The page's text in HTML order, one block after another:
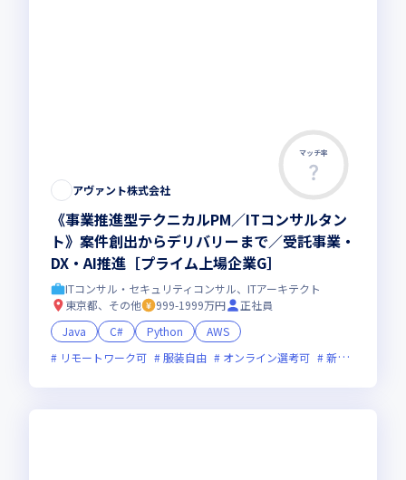
マッチ率
アヴァント株式会社
《事業推進型テクニカルPM／ITコンサルタン
ト》案件創出からデリバリーまで／受託事業・
DX・AI推進［プライム上場企業G］
ITコンサル・セキュリティコンサル、ITアーキテクト
東京都、その他
999-1999万円
正社員
Java
C# Python
AWS
リモートワーク可
服装自由 オンライン選考可 新技術に積極的